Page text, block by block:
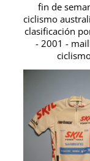
fin de
ciclismo
clasificación
- 2001 -